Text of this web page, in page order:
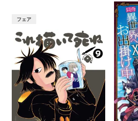
フェア